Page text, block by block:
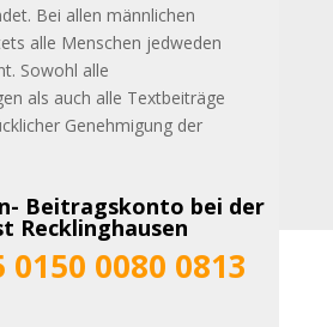
Bei allen männlichen
alle Menschen jedweden
Sowohl alle
als auch alle Textbeiträge
Genehmigung der
Beitragskonto bei der
Recklinghausen
0150 0080 0813